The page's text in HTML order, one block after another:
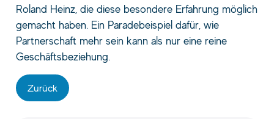
Roland Heinz, die diese besondere Erfahrung möglich
gemacht haben. Ein Paradebeispiel dafür, wie
Partnerschaft mehr sein kann als nur eine reine
Geschäftsbeziehung.
Zurück